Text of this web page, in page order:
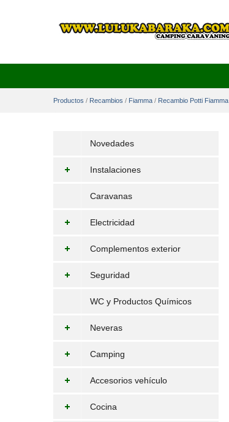
Productos / Recambios / Fiamma / Recambio Potti Fiamma
Novedades
Instalaciones
Caravanas
Electricidad
Complementos exterior
Seguridad
WC y Productos Químicos
Neveras
Camping
Accesorios vehículo
Cocina